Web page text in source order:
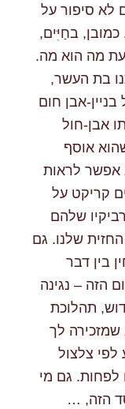
לא סיפור על
בחַיִּים,
מה הוא מה.
בת העשר,
אבן חום
אבן-חול
אוסף
אפשר לראות
קריקט על
שלהם
שלנו. גם
בין דבר
הזה – נגינה
תהלוכת
לך
לפי צלצול
לפחות. גם מי
הזה, …